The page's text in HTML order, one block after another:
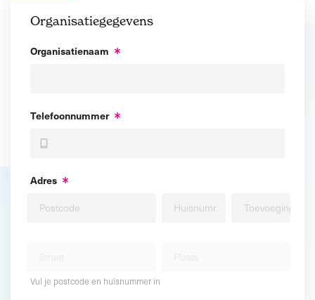
Organisatiegegevens
Organisatienaam
Telefoonnummer
Adres
Vul je postcode en huisnummer in